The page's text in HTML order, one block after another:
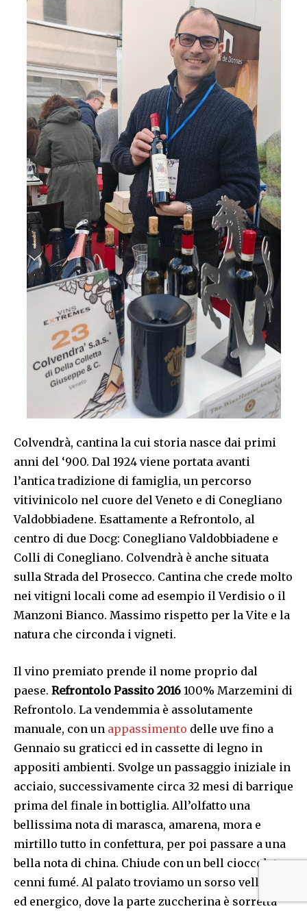
Colvendrà, cantina la cui storia nasce dai primi
anni del ‘900. Dal 1924 viene portata avanti
l’antica tradizione di famiglia, un percorso
vitivinicolo nel cuore del Veneto e di Conegliano
Valdobbiadene. Esattamente a Refrontolo, al
centro di due Docg: Conegliano Valdobbiadene e
Colli di Conegliano. Colvendrà è anche situata
sulla Strada del Prosecco. Cantina che crede molto
nei vitigni locali come ad esempio il Verdisio o il
Manzoni Bianco. Massimo rispetto per la Vite e la
natura che circonda i vigneti.
Il vino premiato prende il nome proprio dal
paese. Refrontolo Passito 2016 100% Marzemini di
Refrontolo. La vendemmia è assolutamente
manuale, con un appassimento delle uve fino a
Gennaio su graticci ed in cassette di legno in
appositi ambienti. Svolge un passaggio iniziale in
acciaio, successivamente circa 32 mesi di barrique
prima del finale in bottiglia. All’olfatto una
bellissima nota di marasca, amarena, mora e
mirtillo tutto in confettura, per poi passare a una
bella nota di china. Chiude con un bell cioccolato e
cenni fumé. Al palato troviamo un sorso vellutato
ed energico, dove la parte zuccherina è sorretta